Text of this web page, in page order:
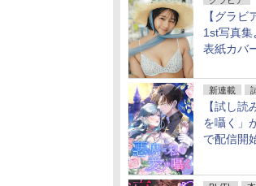
【グラビ
1st写真
表紙カバ
新連載
【試し読
を囁く」
で配信開